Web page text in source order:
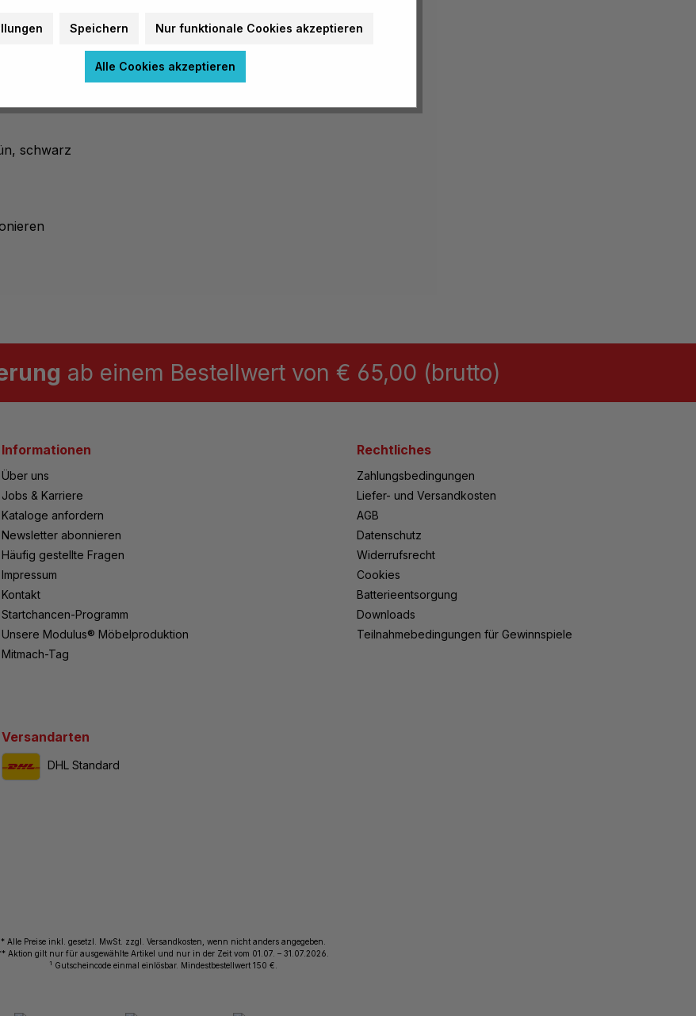
in den Stoff fixiert.
wie Baumwolle,
brillant zur
schwarz
ab einem Bestellwert von € 65,00 (brutto)
Informationen
Über uns
Jobs & Karriere
Kataloge anfordern
Newsletter abonnieren
Häufig gestellte Fragen
Impressum
Kontakt
Startchancen-Programm
Unsere Modulus® Möbelproduktion
Mitmach-Tag
Rechtliches
Zahlungsbedingungen
Liefer- und Versandkosten
AGB
Datenschutz
Widerrufsrecht
Cookies
Batterieentsorgung
Downloads
Teilnahmebedingungen für Gewinnspiele
Versandarten
DHL Standard
* Alle Preise inkl. gesetzl. MwSt. zzgl. Versandkosten, wenn nicht anders angegeben.
Aktion gilt nur für ausgewählte Artikel und nur in der Zeit vom 01.07. – 31.07.2026.
1 Gutscheincode einmal einlösbar. Mindestbestellwert 150 €.
Speichern Nur funktionale Cookies akzeptieren
Alle Cookies akzeptieren